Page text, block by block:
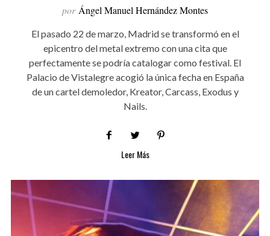
por Ángel Manuel Hernández Montes
El pasado 22 de marzo, Madrid se transformó en el
epicentro del metal extremo con una cita que
perfectamente se podría catalogar como festival. El
Palacio de Vistalegre acogió la única fecha en España
de un cartel demoledor, Kreator, Carcass, Exodus y
Nails.
Leer Más